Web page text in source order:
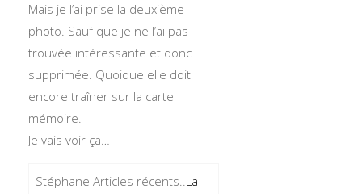
Mais je l’ai prise la deuxième
photo. Sauf que je ne l’ai pas
trouvée intéressante et donc
supprimée. Quoique elle doit
encore traîner sur la carte
mémoire.
Je vais voir ça…
Stéphane Articles récents..La